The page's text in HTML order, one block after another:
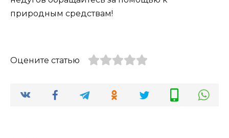
природным средствам!
Оцените статью